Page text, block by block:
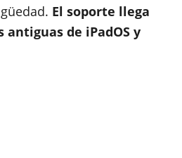
El soporte llega
de iPadOS y